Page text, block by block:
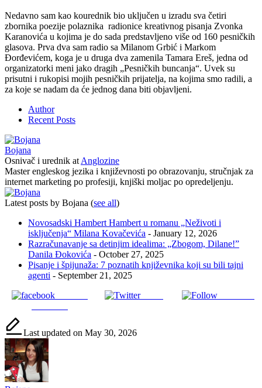
Nedavno sam kao kourednik bio uključen u izradu sva četiri
zbornika poezije polaznika radionice kreativnog pisanja Zvonka
Karanovića u kojima je do sada predstavljeno više od 160 pesničkih
glasova. Prva dva sam radio sa Milanom Grbić i Markom
Đorđevićem, koga je u druga dva zamenila Tamara Ereš, jedna od
organizatorki meni jako dragih „Pesničkih buncanja“. Uvek su
prisutni i rukopisi mojih pesničkih prijatelja, na kojima smo radili, a
za koje se nadam da će jednog dana biti objavljeni.
Author
Recent Posts
Bojana
Osnivač i urednik at Anglozine
Master engleskog jezika i književnosti po obrazovanju, stručnjak za
internet marketing po profesiji, knjiški moljac po opredeljenju.
Latest posts by Bojana (see all)
Novosadski Hambert Hambert u romanu „Neživoti i
isključenja“ Milana Kovačevića - January 12, 2026
Razračunavanje sa detinjim idealima: „Zbogom, Dilane!”
Danila Đokovića - October 27, 2025
Pisanje i špijunaža: 7 poznatih književnika koji su bili tajni
agenti - September 21, 2025
Tweet
Last updated on May 30, 2026